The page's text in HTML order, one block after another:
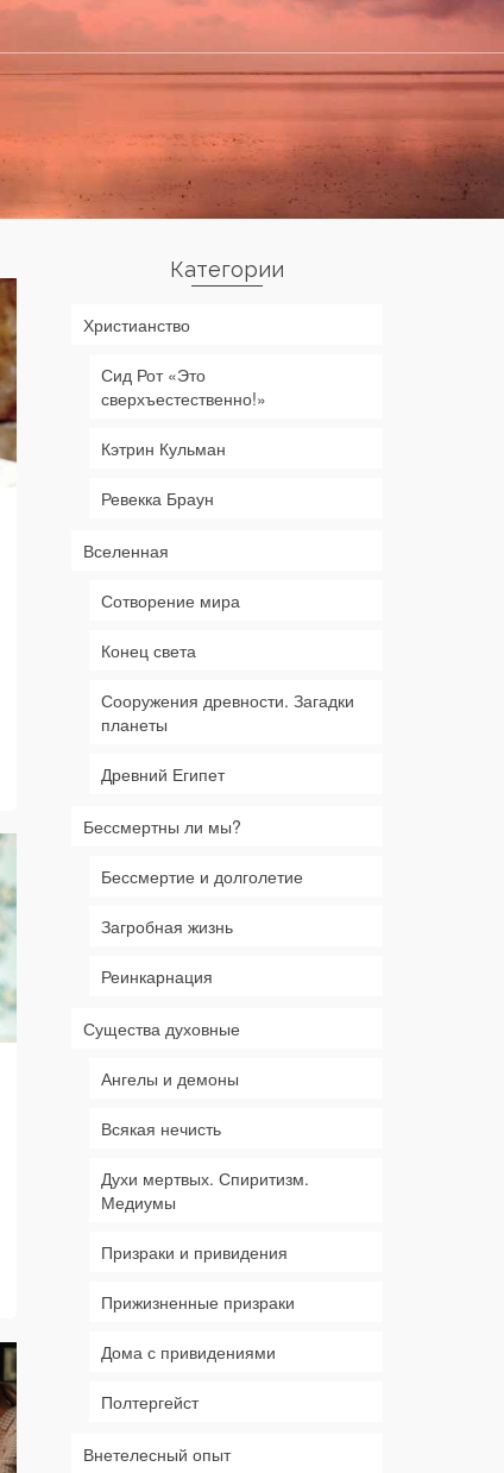
Категории
Христианство
Сид Рот «Это
сверхъестественно!»
Кэтрин Кульман
Ревекка Браун
Вселенная
Сотворение мира
Конец света
Сооружения древности. Загадки
планеты
Древний Египет
Бессмертны ли мы?
Бессмертие и долголетие
Загробная жизнь
Реинкарнация
Существа духовные
Ангелы и демоны
Всякая нечисть
Духи мертвых. Спиритизм.
Медиумы
Призраки и привидения
Прижизненные призраки
Дома с привидениями
Полтергейст
Внетелесный опыт